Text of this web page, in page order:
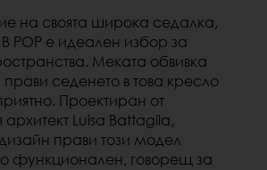
на своята широка седалка,
POP е идеален избор за
Меката обвивка
седенето в това кресло
Проектиран от
архитект Luisa Battagila,
дизайн прави този модел
функционален, говорещ за